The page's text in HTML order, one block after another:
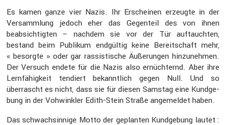
Es kamen ganze vier Nazis. Ihr Erscheinen erzeugte in der
Versamm­lung jedoch eher das Gegen­teil des von ihnen
beabsich­tigten – nachdem sie vor der Tür auftauchten,
bestand beim Publikum endgültig keine Bereit­schaft mehr,
« besorgte » oder gar rassis­ti­sche Äußerungen hinzu­nehmen.
Der Versuch endete für die Nazis also ernüch­ternd. Aber ihre
Lernfä­hig­keit tendiert bekannt­lich gegen Null. Und so
überrascht es nicht, dass sie für diesen Samstag eine Kundge­
bung in der Vohwinkler Edith-Stein Straße angemeldet haben.
Das schwach­sin­nige Motto der geplanten Kundge­bung lautet :